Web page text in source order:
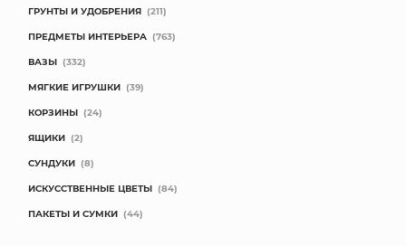
ГРУНТЫ И УДОБРЕНИЯ (211)
ПРЕДМЕТЫ ИНТЕРЬЕРА (763)
ВАЗЫ (332)
МЯГКИЕ ИГРУШКИ (39)
КОРЗИНЫ (24)
ЯЩИКИ (2)
СУНДУКИ (8)
ИСКУССТВЕННЫЕ ЦВЕТЫ (84)
ПАКЕТЫ И СУМКИ (44)